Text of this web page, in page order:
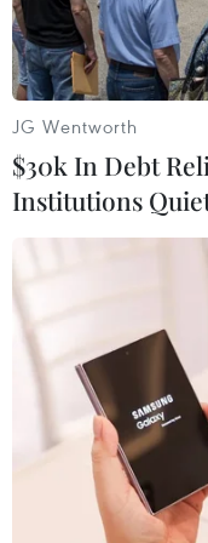
Ảnh minh
Theo một cuộc
Thương mại Mỹ
một nửa doanh
biết hoạt động
đang bị ảnh
JG Wentworth
$30k In Debt
Institutions